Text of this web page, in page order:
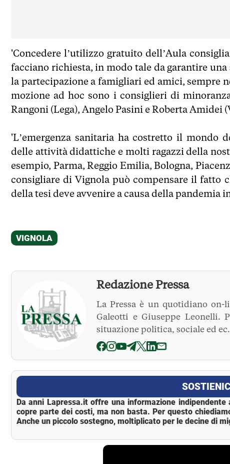
'Concedere l’utilizzo gratuito dell’Aula
facciano richiesta, in modo tale da garantire
la partecipazione a famigliari ed amici, sempre
mozione ad hoc sono i consiglieri di
Rangoni (Lega), Angelo Pasini e Roberta
'L’emergenza sanitaria ha costretto il mondo
delle attività didattiche e molti ragazzi della
esempio, Parma, Reggio Emilia, Bologna,
consigliare di Vignola può compensare il fatto
della tesi deve avvenire a causa della pandemia
Redazione Pressa
La Pressa è un quotidiano
Galeotti e Giuseppe Leonelli.
situazione politica, sociale ed
La Pressa
Da anni Lapressa.it offre una informazione
copre parte dei costi, ma non basta. Per questo
Anche un piccolo sostegno, moltiplicato per le decine di